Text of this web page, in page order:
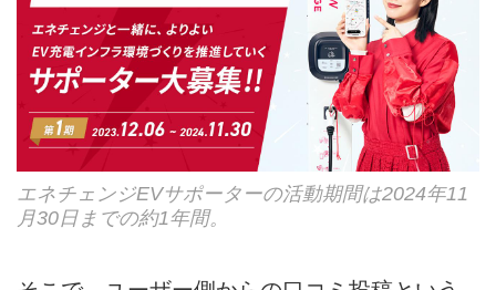
エネチェンジEVサポーターの活動期間は2024年11
月30日までの約1年間。